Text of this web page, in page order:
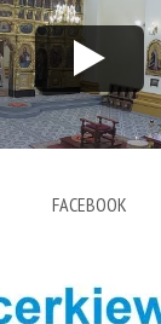
FACEBOOK